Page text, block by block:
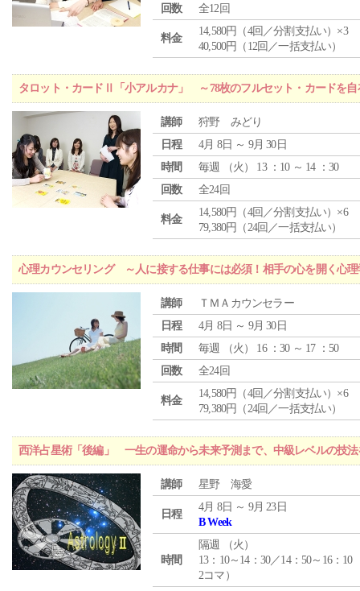
回数
全12回
料金
14,580円（4回／分割支払い）×3
40,500円（12回／一括支払い）
タロット・カードⅡ「小アルカナ」 ～78枚のフルセット・カードを自
講師
狩野 みどり
日程
4月 8日 ～ 9月 30日
時間
毎週 （火 ） 13 ：10 ～ 14 ：30
回数
全24回
料金
14,580円（4回／分割支払い）×6
79,380円（24回／一括支払い）
心理カウンセリング ～人に接する仕事には必須！相手の心を開く心理
講師
ＴＭＡカウンセラー
日程
4月 8日 ～ 9月 30日
時間
毎週 （火 ） 16 ：30 ～ 17 ：50
回数
全24回
料金
14,580円（4回／分割支払い）×6
79,380円（24回／一括支払い）
西洋占星術「後編」 一生の運命から未来予測まで、中級レベルの技法
講師 星野 海愛
日程
4月 8日 ～ 9月 23日
B Week
時間
隔週 （火 ）
13：10～14：30／14：50～16：10
2コマ）